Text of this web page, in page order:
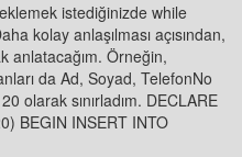
istediğinizde while
kolay anlaşılması açısından,
anlatacağım. Örneğin,
da Ad, Soyad, TelefonNo
olarak sınırladım. DECLARE
BEGIN INSERT INTO